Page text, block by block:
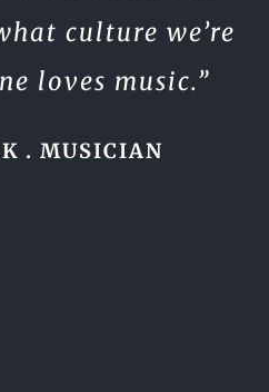
culture we’re
loves music.”
. MUSICIAN